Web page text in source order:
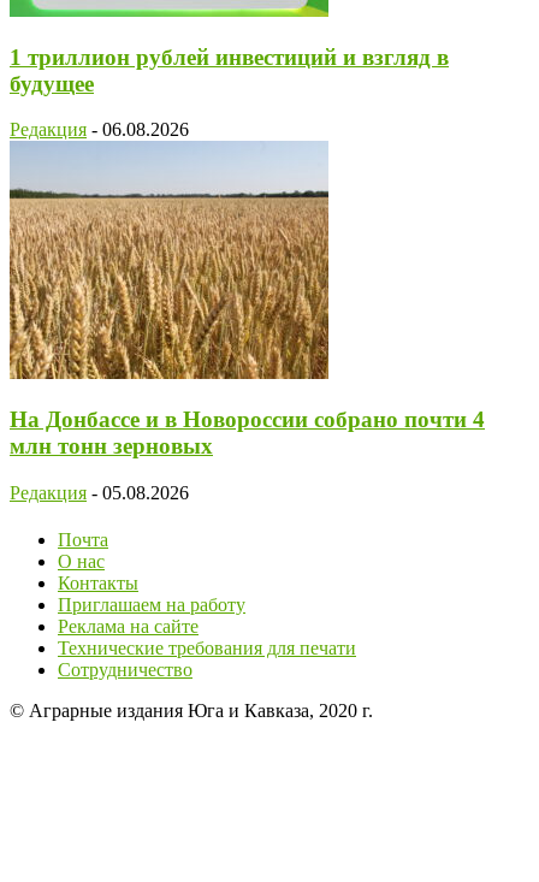
1 триллион рублей инвестиций и взгляд в
будущее
Редакция - 06.08.2026
На Донбассе и в Новороссии собрано почти 4
млн тонн зерновых
Редакция - 05.08.2026
Почта
О нас
Контакты
Приглашаем на работу
Реклама на сайте
Технические требования для печати
Сотрудничество
© Аграрные издания Юга и Кавказа, 2020 г.